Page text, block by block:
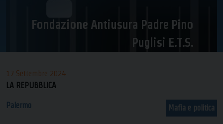
Fondazione Antiusura Padre Pino
Puglisi E.T.S.
17 Settembre 2024
LA REPUBBLICA
Mafia e politica
Palermo